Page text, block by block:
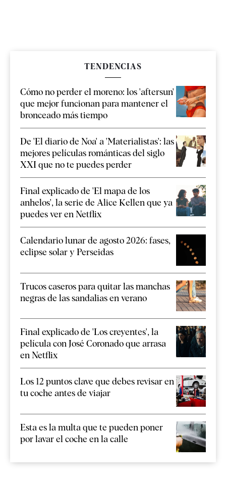
TENDENCIAS
Cómo no perder el moreno: los 'aftersun'
que mejor funcionan para mantener el
bronceado más tiempo
De 'El diario de Noa' a 'Materialistas': las
mejores películas románticas del siglo
XXI que no te puedes perder
Final explicado de 'El mapa de los
anhelos', la serie de Alice Kellen que ya
puedes ver en Netflix
Calendario lunar de agosto 2026: fases,
eclipse solar y Perseidas
Trucos caseros para quitar las manchas
negras de las sandalias en verano
Final explicado de 'Los creyentes', la
película con José Coronado que arrasa
en Netflix
Los 12 puntos clave que debes revisar en
tu coche antes de viajar
Esta es la multa que te pueden poner
por lavar el coche en la calle